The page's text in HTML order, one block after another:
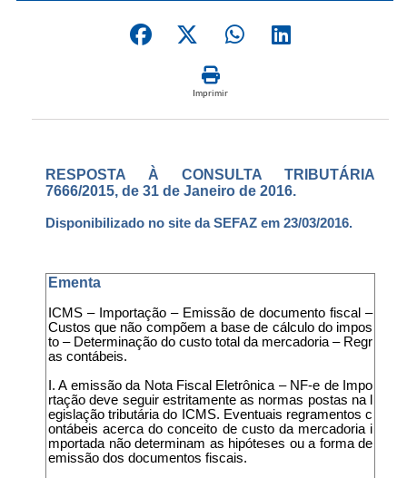
Imprimir
RESPOSTA À CONSULTA TRIBUTÁRIA
7666/2015, de 31 de Janeiro de 2016.
Disponibilizado no site da SEFAZ em 23/03/2016.
Ementa
ICMS – Importação – Emissão de documento fiscal –
Custos que não compõem a base de cálculo do impos
to – Determinação do custo total da mercadoria – Regr
as contábeis.
I. A emissão da Nota Fiscal Eletrônica – NF-e de Impo
rtação deve seguir estritamente as normas postas na l
egislação tributária do ICMS. Eventuais regramentos c
ontábeis acerca do conceito de custo da mercadoria i
mportada não determinam as hipóteses ou a forma de
emissão dos documentos fiscais.